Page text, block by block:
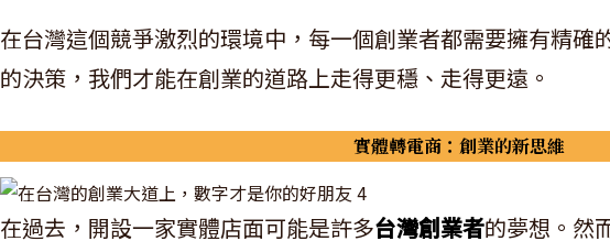
在台灣這個競爭激烈的環境中，每一個創業者都需要擁有精確
的決策，我們才能在創業的道路上走得更穩、走得更遠。
實體轉電商：創業的新思維
在過去，開設一家實體店面可能是許多台灣創業者的夢想。然